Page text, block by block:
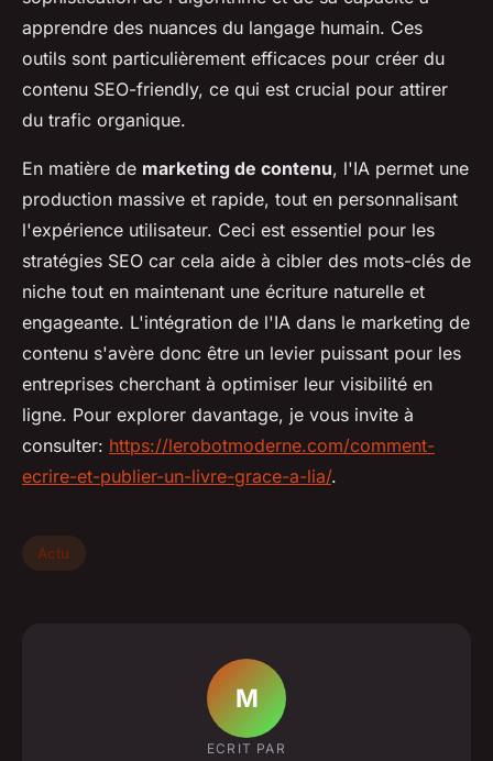
apprendre des nuances du langage humain. Ces
outils sont particulièrement efficaces pour créer du
contenu SEO-friendly, ce qui est crucial pour attirer
du trafic organique.
En matière de marketing de contenu, l'IA permet une
production massive et rapide, tout en personnalisant
l'expérience utilisateur. Ceci est essentiel pour les
stratégies SEO car cela aide à cibler des mots-clés de
niche tout en maintenant une écriture naturelle et
engageante. L'intégration de l'IA dans le marketing de
contenu s'avère donc être un levier puissant pour les
entreprises cherchant à optimiser leur visibilité en
ligne. Pour explorer davantage, je vous invite à
consulter: https://lerobotmoderne.com/comment-
ecrire-et-publier-un-livre-grace-a-lia/.
Actu
M
ECRIT PAR